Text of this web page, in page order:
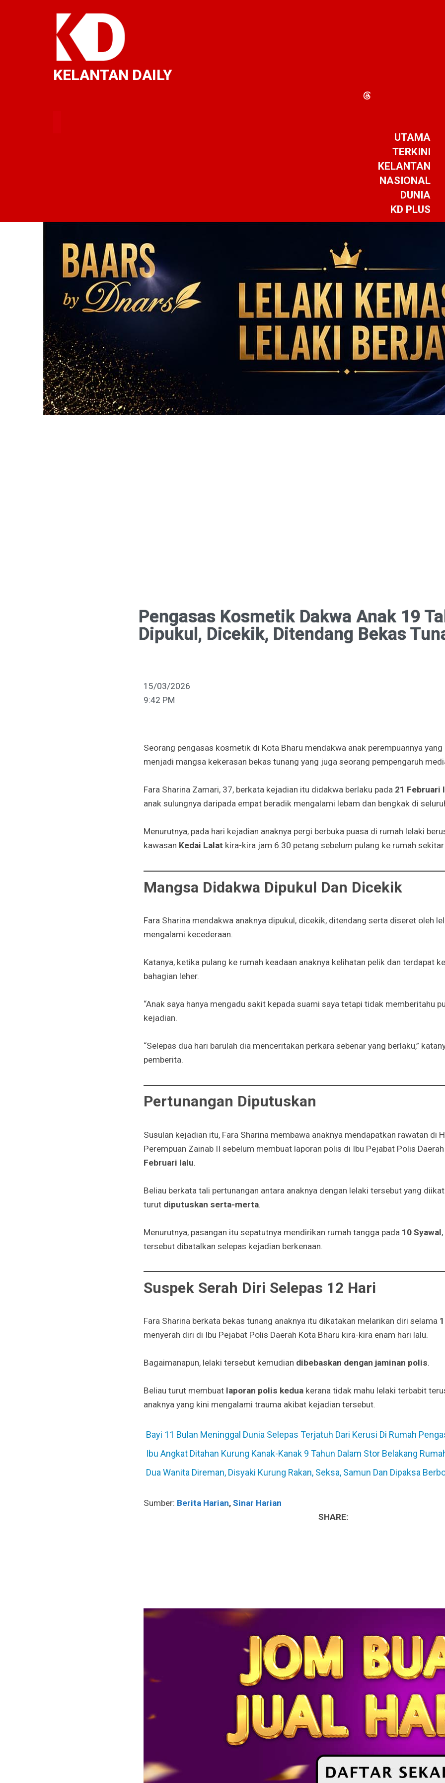
KELANTAN DAILY
UTAMA
TERKINI
KELANTAN
NASIONAL
DUNIA
KD PLUS
Pengasas Kosmetik Dakwa Anak 19
Dipukul, Dicekik, Ditendang Bekas
15/03/2026
9:42 PM
Seorang pengasas kosmetik di Kota Bharu mendakwa anak perempuannya
menjadi mangsa kekerasan bekas tunang yang juga seorang pempengaruh
Fara Sharina Zamari, 37, berkata kejadian itu didakwa berlaku pada 21 Februari
anak sulungnya daripada empat beradik mengalami lebam dan bengkak di
Menurutnya, pada hari kejadian anaknya pergi berbuka puasa di rumah lelaki
kawasan Kedai Lalat kira-kira jam 6.30 petang sebelum pulang ke rumah
Mangsa Didakwa Dipukul Dan Dicekik
Fara Sharina mendakwa anaknya dipukul, dicekik, ditendang serta diseret oleh
mengalami kecederaan.
Katanya, ketika pulang ke rumah keadaan anaknya kelihatan pelik dan terdapat
bahagian leher.
“Anak saya hanya mengadu sakit kepada suami saya tetapi tidak memberitahu
kejadian.
“Selepas dua hari barulah dia menceritakan perkara sebenar yang berlaku,”
pemberita.
Pertunangan Diputuskan
Susulan kejadian itu, Fara Sharina membawa anaknya mendapatkan rawatan di
Perempuan Zainab II sebelum membuat laporan polis di Ibu Pejabat Polis
Februari lalu.
Beliau berkata tali pertunangan antara anaknya dengan lelaki tersebut yang
turut diputuskan serta-merta.
Menurutnya, pasangan itu sepatutnya mendirikan rumah tangga pada 10 Syawal
tersebut dibatalkan selepas kejadian berkenaan.
Suspek Serah Diri Selepas 12 Hari
Fara Sharina berkata bekas tunang anaknya itu dikatakan melarikan diri selama
menyerah diri di Ibu Pejabat Polis Daerah Kota Bharu kira-kira enam hari lalu.
Bagaimanapun, lelaki tersebut kemudian dibebaskan dengan jaminan polis.
Beliau turut membuat laporan polis keduakerana tidak mahu lelaki terbabit
anaknya yang kini mengalami trauma akibat kejadian tersebut.
Bayi 11 Bulan Meninggal Dunia Selepas Terjatuh Dari Kerusi Di Rumah
Ibu Angkat Ditahan Kurung Kanak-Kanak 9 Tahun Dalam Stor Belakang
Dua Wanita Direman, Disyaki Kurung Rakan, Seksa, Samun Dan Dipaksa
Sumber: Berita Harian, Sinar Harian
SHARE: